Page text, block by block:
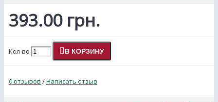
393.00 грн.
Кол-во В КОРЗИНУ
0 отзывов /Написать отзыв